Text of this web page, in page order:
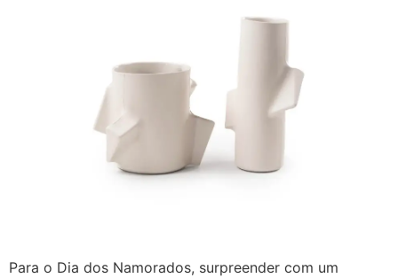
Para o Dia dos Namorados, surpreender com um